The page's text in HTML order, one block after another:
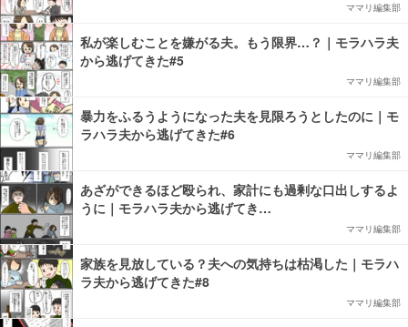
ママリ編集部
私が楽しむことを嫌がる夫。もう限界…？｜モラハラ夫
から逃げてきた#5
ママリ編集部
暴力をふるうようになった夫を見限ろうとしたのに｜モ
ラハラ夫から逃げてきた#6
ママリ編集部
あざができるほど殴られ、家計にも過剰な口出しするよ
うに｜モラハラ夫から逃げてき…
ママリ編集部
家族を見放している？夫への気持ちは枯渇した｜モラハ
ラ夫から逃げてきた#8
ママリ編集部